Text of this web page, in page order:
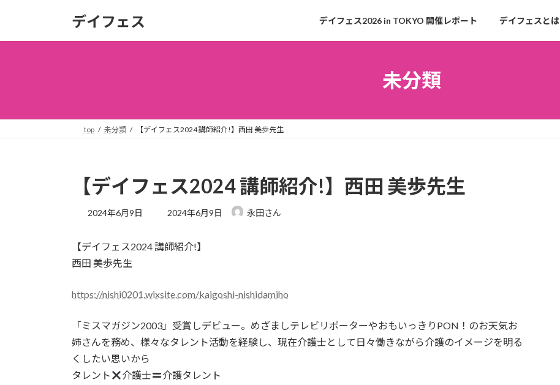
デイフェス デイフェス2026 in TOKYO 開催レポート デイフェスとは
未分類
top 未分類 【デイフェス2024 講師紹介!】西田 美歩先生
【デイフェス2024 講師紹介!】西田 美歩先生
2024年6月9日
最
新
2024年6月9日 永田さん
【デイフェス2024 講師紹介!】
西田 美歩先生
https://nishi0201.wixsite.com/kaigoshi-nishidamiho
「ミスマガジン2003」受賞しデビュー。めざましテレビリポーターやおもいっきりPON！のお天気お
姉さんを務め、様々なタレント活動を経験し、現在介護士として日々働きながら介護のイメージを明る
くしたい思いから
タレント
介護士
介護タレント